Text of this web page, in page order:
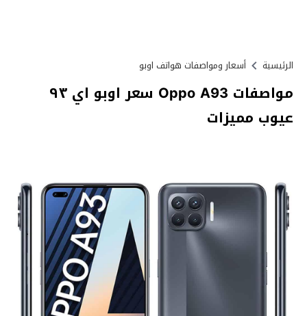
الرئيسية أسعار ومواصفات هواتف اوبو
مواصفات Oppo A93 سعر اوبو اي ٩٣
عيوب مميزات